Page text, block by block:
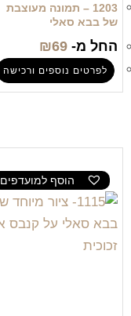
1203 – תמונה מעוצבת
של בבא סאלי
החל מ- ₪69
לפרטים נוספים ורכישה
הוסף למועדפים